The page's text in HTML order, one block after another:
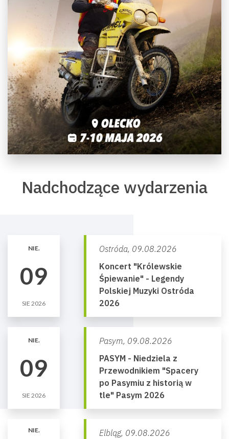
Nadchodzące wydarzenia
NIE.
09
SIE 2026
Ostróda, 09.08.2026
Koncert "Królewskie
Śpiewanie" - Legendy
Polskiej Muzyki Ostróda
2026
NIE.
09
SIE 2026
Pasym, 09.08.2026
PASYM - Niedziela z
Przewodnikiem "Spacery
po Pasymiu z historią w
tle" Pasym 2026
NIE. Elbląg, 09.08.2026